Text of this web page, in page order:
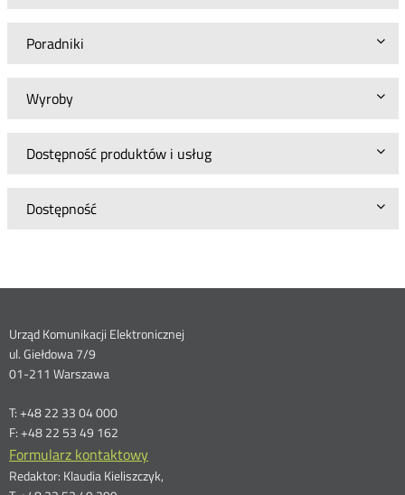
Poradniki
Wyroby
Dostępność produktów i usług
Dostępność
Dane
kontaktowe
Urząd Komunikacji Elektronicznej
ul. Giełdowa 7/9
01-211 Warszawa
T: +48 22 33 04 000
F: +48 22 53 49 162
Formularz kontaktowy
Redaktor: Klaudia Kieliszczyk,